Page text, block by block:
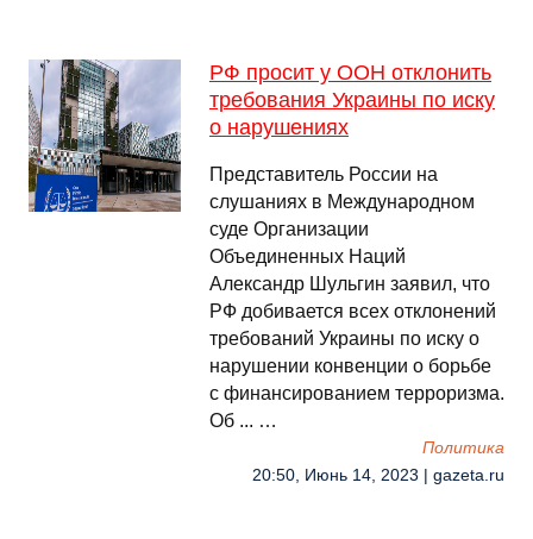
РФ просит у ООН отклонить
требования Украины по иску
о нарушениях
Представитель России на
слушаниях в Международном
суде Организации
Объединенных Наций
Александр Шульгин заявил, что
РФ добивается всех отклонений
требований Украины по иску о
нарушении конвенции о борьбе
с финансированием терроризма.
Об ... …
Политика
20:50, Июнь 14, 2023 | gazeta.ru